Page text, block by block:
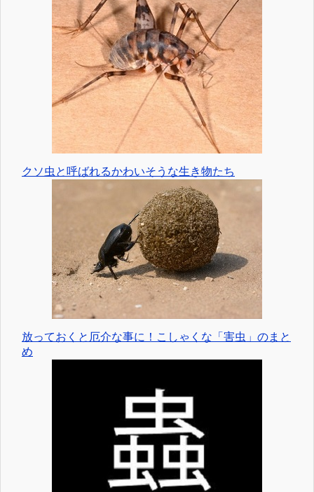
クソ虫と呼ばれるかわいそうな生き物たち
放っておくと厄介な事に！こしゃくな「害虫」のまと
め